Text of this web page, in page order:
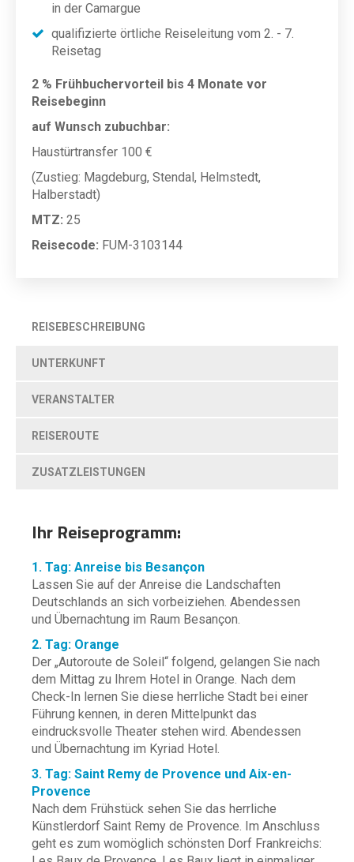
in der Camargue
qualifizierte örtliche Reiseleitung vom 2. - 7.
Reisetag
2 % Frühbuchervorteil bis 4 Monate vor
Reisebeginn
auf Wunsch zubuchbar:
Haustürtransfer 100 €
(Zustieg: Magdeburg, Stendal, Helmstedt,
Halberstadt)
MTZ: 25
Reisecode: FUM-3103144
REISEBESCHREIBUNG
UNTERKUNFT
VERANSTALTER
REISEROUTE
ZUSATZLEISTUNGEN
Ihr Reiseprogramm:
1. Tag: Anreise bis Besançon
Lassen Sie auf der Anreise die Landschaften
Deutschlands an sich vorbeiziehen. Abendessen
und Übernachtung im Raum Besançon.
2. Tag: Orange
Der „Autoroute de Soleil“ folgend, gelangen Sie nach
dem Mittag zu Ihrem Hotel in Orange. Nach dem
Check-In lernen Sie diese herrliche Stadt bei einer
Führung kennen, in deren Mittelpunkt das
eindrucksvolle Theater stehen wird. Abendessen
und Übernachtung im Kyriad Hotel.
3. Tag: Saint Remy de Provence und Aix-en-
Provence
Nach dem Frühstück sehen Sie das herrliche
Künstlerdorf Saint Remy de Provence. Im Anschluss
geht es zum womöglich schönsten Dorf Frankreichs: